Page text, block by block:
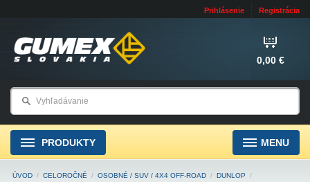
Prihlásenie Registrácia
0,00 €
PRODUKTY MENU
ÚVOD / CELOROČNÉ / OSOBNÉ / SUV / 4X4 OFF-ROAD / DUNLOP
/